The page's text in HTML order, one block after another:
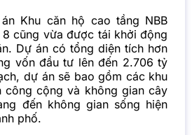
Khu căn hộ cao tầng NBB
8 cũng vừa được tái khởi động
Dự án có tổng diện tích hơn
vốn đầu tư lên đến 2.706 tỷ
dự án sẽ bao gồm các khu
công cộng và không gian cây
đến không gian sống hiện
phố.